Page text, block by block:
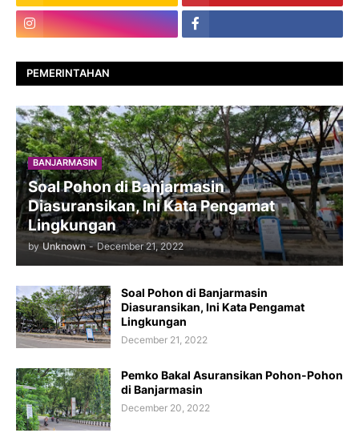
PEMERINTAHAN
BANJARMASIN
Soal Pohon di Banjarmasin
Diasuransikan, Ini Kata Pengamat
Lingkungan
by Unknown - December 21, 2022
Soal Pohon di Banjarmasin
Diasuransikan, Ini Kata Pengamat
Lingkungan
December 21, 2022
Pemko Bakal Asuransikan Pohon-Pohon
di Banjarmasin
December 20, 2022